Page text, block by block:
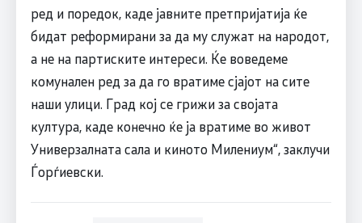
ред и поредок, каде јавните претпријатија ќе
бидат реформирани за да му служат на народот,
а не на партиските интереси. Ќе воведеме
комунален ред за да го вратиме сјајот на сите
наши улици. Град кој се грижи за својата
култура, каде конечно ќе ја вратиме во живот
Универзалната сала и киното Милениум“, заклучи
Ѓорѓиевски.